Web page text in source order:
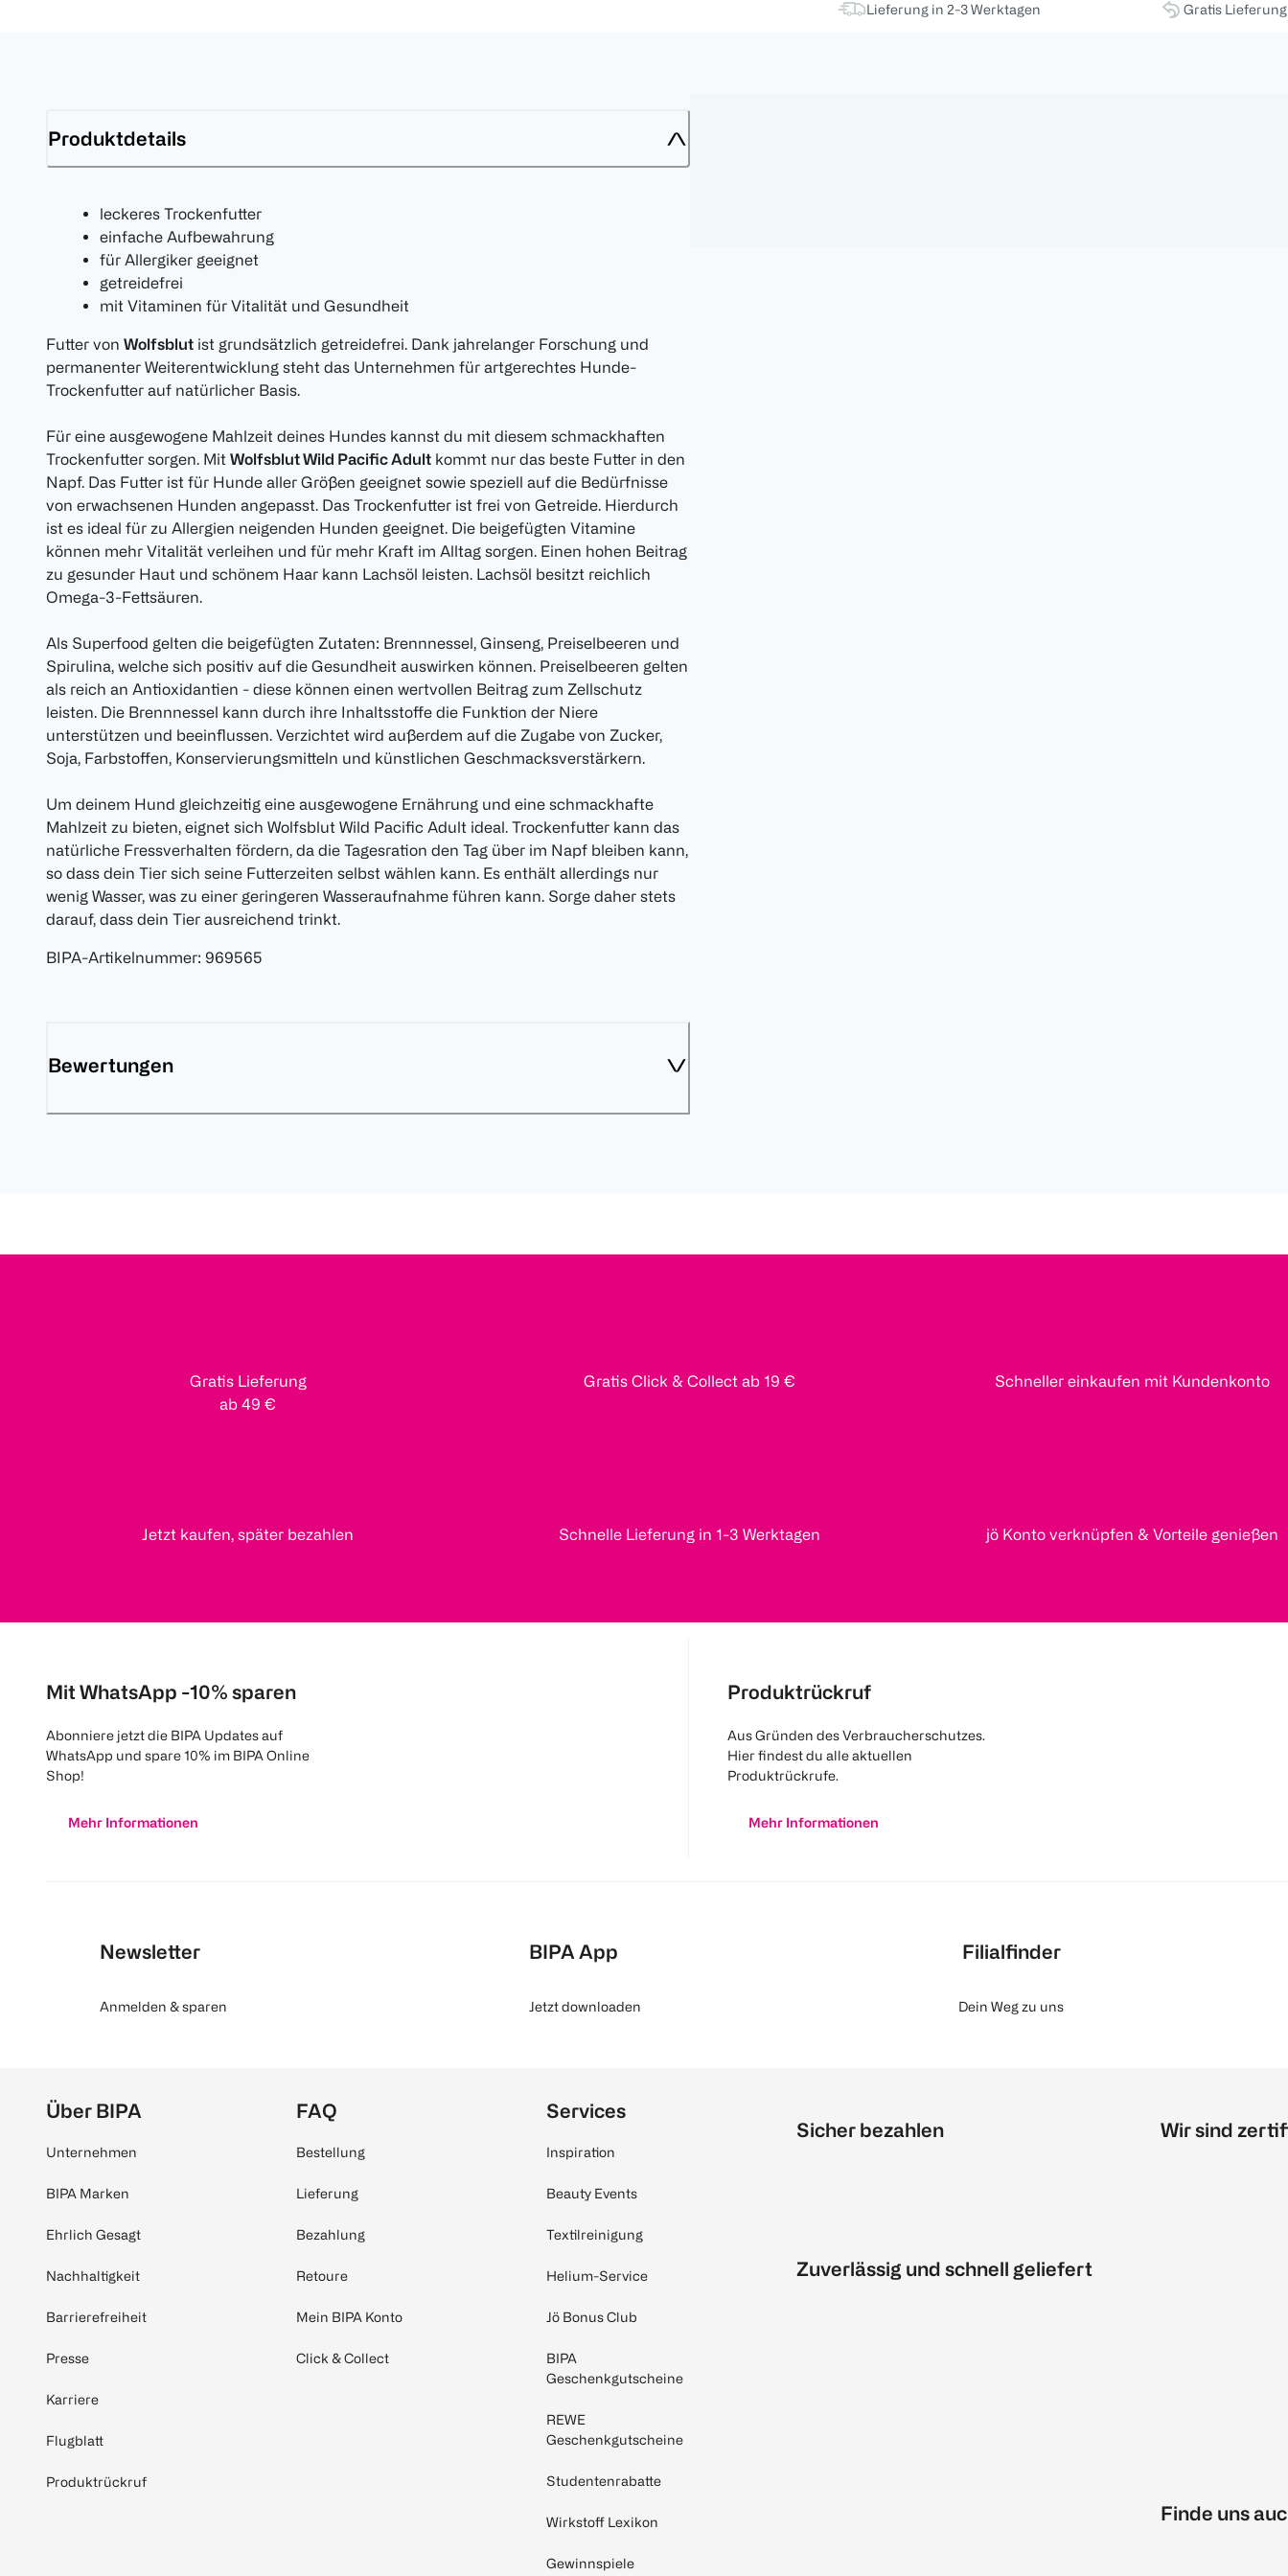
Lieferung in 2-3 Werktagen Gratis
Produktdetails
leckeres Trockenfutter
einfache Aufbewahrung
für Allergiker geeignet
getreidefrei
mit Vitaminen für Vitalität und Gesundheit
Futter von Wolfsblut ist grundsätzlich getreidefrei. Dank jahrelanger Forschung und
permanenter Weiterentwicklung steht das Unternehmen für artgerechtes Hunde-
Trockenfutter auf natürlicher Basis.
Für eine ausgewogene Mahlzeit deines Hundes kannst du mit diesem schmackhaften
Trockenfutter sorgen. Mit Wolfsblut Wild Pacific Adult kommt nur das beste Futter in den
Napf. Das Futter ist für Hunde aller Größen geeignet sowie speziell auf die Bedürfnisse
von erwachsenen Hunden angepasst. Das Trockenfutter ist frei von Getreide. Hierdurch
ist es ideal für zu Allergien neigenden Hunden geeignet. Die beigefügten Vitamine
können mehr Vitalität verleihen und für mehr Kraft im Alltag sorgen. Einen hohen Beitrag
zu gesunder Haut und schönem Haar kann Lachsöl leisten. Lachsöl besitzt reichlich
Omega-3-Fettsäuren.
Als Superfood gelten die beigefügten Zutaten: Brennnessel, Ginseng, Preiselbeeren und
Spirulina, welche sich positiv auf die Gesundheit auswirken können. Preiselbeeren gelten
als reich an Antioxidantien - diese können einen wertvollen Beitrag zum Zellschutz
leisten. Die Brennnessel kann durch ihre Inhaltsstoffe die Funktion der Niere
unterstützen und beeinflussen. Verzichtet wird außerdem auf die Zugabe von Zucker,
Soja, Farbstoffen, Konservierungsmitteln und künstlichen Geschmacksverstärkern.
Um deinem Hund gleichzeitig eine ausgewogene Ernährung und eine schmackhafte
Mahlzeit zu bieten, eignet sich Wolfsblut Wild Pacific Adult ideal. Trockenfutter kann das
natürliche Fressverhalten fördern, da die Tagesration den Tag über im Napf bleiben kann,
so dass dein Tier sich seine Futterzeiten selbst wählen kann. Es enthält allerdings nur
wenig Wasser, was zu einer geringeren Wasseraufnahme führen kann. Sorge daher stets
darauf, dass dein Tier ausreichend trinkt.
BIPA-Artikelnummer: 969565
Bewertungen
Gratis Lieferung
ab 49 €
Gratis Click & Collect ab 19 € Schneller einkaufen mit Kundenkonto
Jetzt kaufen, später bezahlen Schnelle Lieferung in 1-3 Werktagen jö Konto verknüpfen & Vorteile genießen
Mit WhatsApp -10% sparen
Abonniere jetzt die BIPA Updates auf
WhatsApp und spare 10% im BIPA Online
Shop!
Mehr Informationen
Produktrückruf
Aus Gründen des Verbraucherschutzes.
Hier findest du alle aktuellen
Produktrückrufe.
Mehr Informationen
Newsletter
Anmelden & sparen
BIPA App
Jetzt downloaden
Filialfinder
Dein Weg zu uns
Über BIPA
Unternehmen
BIPA Marken
Ehrlich Gesagt
Nachhaltigkeit
Barrierefreiheit
Presse
Karriere
Flugblatt
Produktrückruf
FAQ
Bestellung
Lieferung
Bezahlung
Retoure
Mein BIPA Konto
Click & Collect
Services
Inspiration
Beauty Events
Textilreinigung
Helium-Service
Jö Bonus Club
BIPA
Geschenkgutscheine
REWE
Geschenkgutscheine
Studentenrabatte
Wirkstoff Lexikon
Gewinnspiele
Sicher bezahlen
Zuverlässig und schnell geliefert
Wir sind
Finde uns